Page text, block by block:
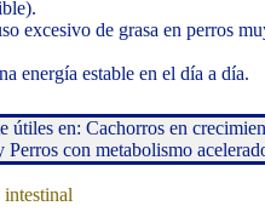
excesivo de grasa en perros
energía estable en el día a día.
útiles en: Cachorros en
Perros con metabolismo